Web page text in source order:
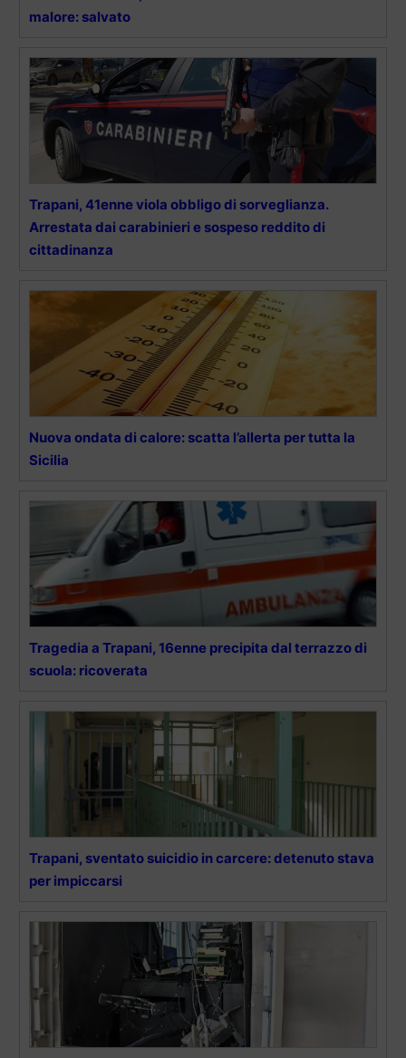
malore: salvato
Trapani, 41enne viola obbligo di sorveglianza.
Arrestata dai carabinieri e sospeso reddito di
cittadinanza
Nuova ondata di calore: scatta l’allerta per tutta la
Sicilia
Tragedia a Trapani, 16enne precipita dal terrazzo di
scuola: ricoverata
Trapani, sventato suicidio in carcere: detenuto stava
per impiccarsi